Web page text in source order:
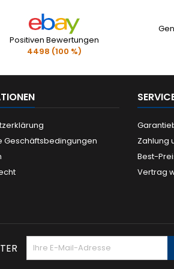
Positiven Bewertungen
4498 (100 %)
Geschäftsbedingungen
Zahlung
Best-
Vertrag